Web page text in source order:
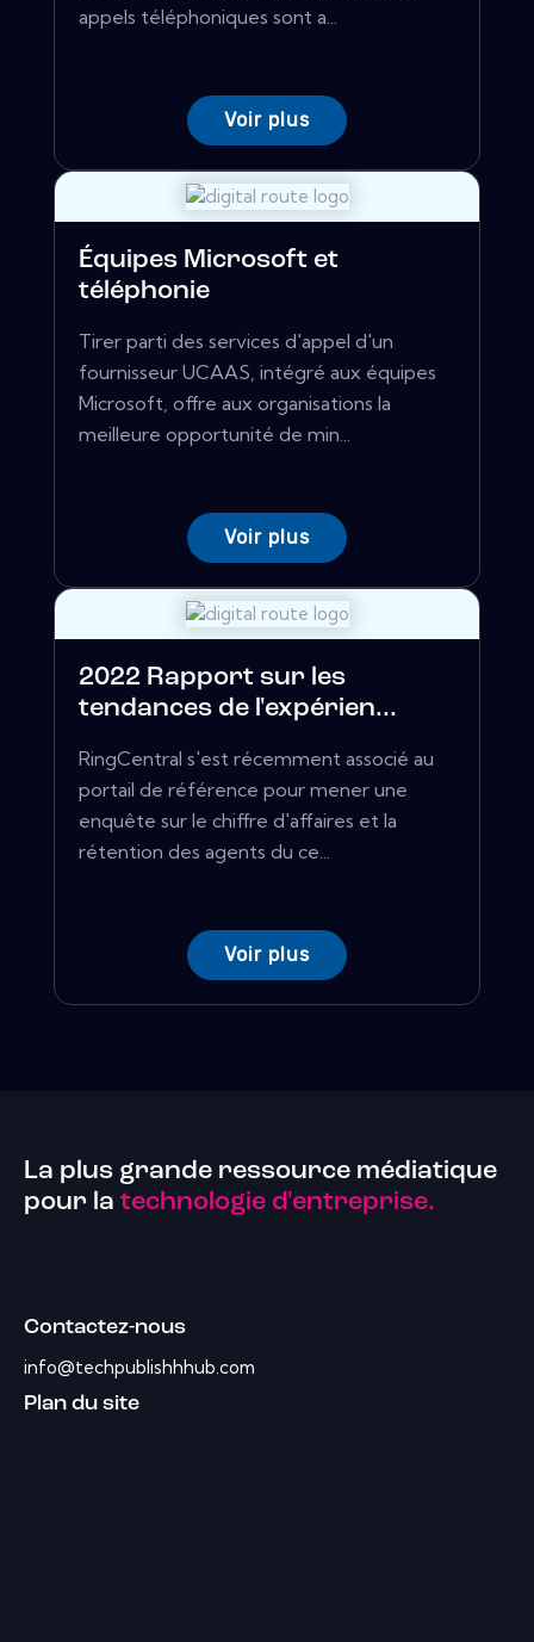
appels téléphoniques sont a...
Voir plus
Équipes Microsoft et
téléphonie
Tirer parti des services d'appel d'un
fournisseur UCAAS, intégré aux équipes
Microsoft, offre aux organisations la
meilleure opportunité de min...
Voir plus
2022 Rapport sur les
tendances de l'expérien...
RingCentral s'est récemment associé au
portail de référence pour mener une
enquête sur le chiffre d'affaires et la
rétention des agents du ce...
Voir plus
La plus grande ressource médiatique
pour la technologie d'entreprise.
Contactez-nous
info@techpublishhhub.com
Plan du site